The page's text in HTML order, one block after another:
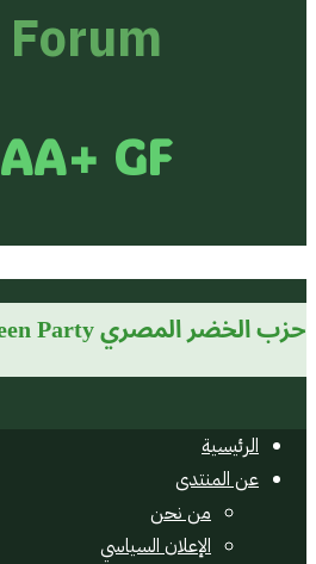
Forum
AA+ GF
حزب الخضر المصري
الرئيسية
عن المنتدى
من نحن
الإعلان السياسي